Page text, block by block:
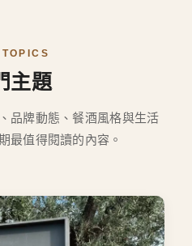
TOPICS
主題
品牌動態、餐酒風格與生活
最值得閱讀的內容。